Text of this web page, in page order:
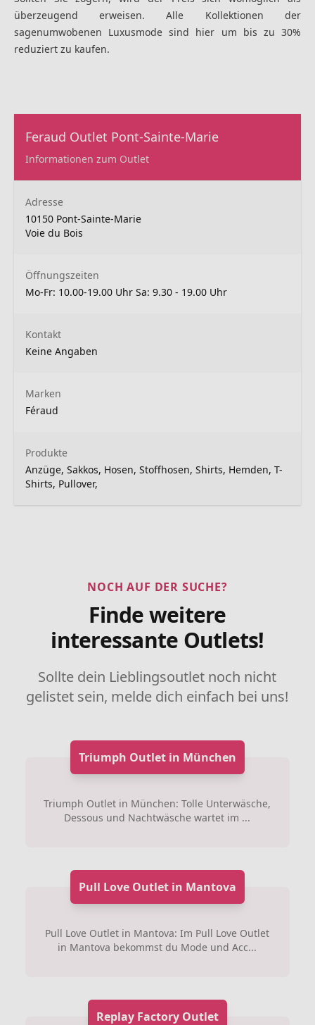
überzeugend erweisen. Alle Kollektionen der
sagenumwobenen Luxusmode sind hier um bis zu 30%
reduziert zu kaufen.
Feraud Outlet Pont-Sainte-Marie
Informationen zum Outlet
Adresse
10150 Pont-Sainte-Marie
Voie du Bois
Öffnungszeiten
Mo-Fr: 10.00-19.00 Uhr Sa: 9.30 - 19.00 Uhr
Kontakt
Keine Angaben
Marken
Féraud
Produkte
Anzüge, Sakkos, Hosen, Stoffhosen, Shirts, Hemden, T-
Shirts, Pullover,
NOCH AUF DER SUCHE?
Finde weitere
interessante Outlets!
Sollte dein Lieblingsoutlet noch nicht
gelistet sein, melde dich einfach bei uns!
Triumph Outlet in München
Triumph Outlet in München: Tolle Unterwäsche,
Dessous und Nachtwäsche wartet im ...
Pull Love Outlet in Mantova
Pull Love Outlet in Mantova: Im Pull Love Outlet
in Mantova bekommst du Mode und Acc...
Replay Factory Outlet